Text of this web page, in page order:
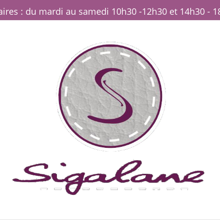
: du mardi au samedi 10h30 -12h30 et 14h30 -